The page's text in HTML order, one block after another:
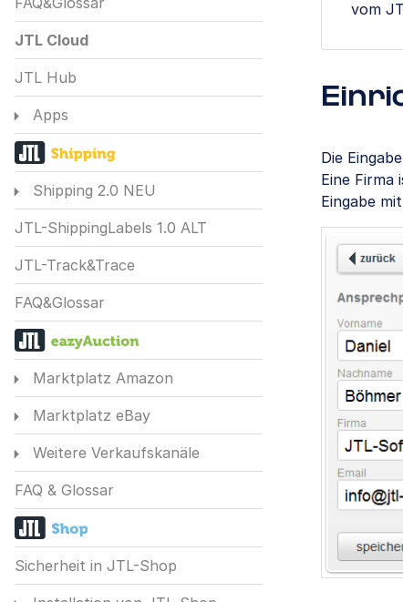
JTL Cloud
JTL Hub
Apps
Shipping 2.0 NEU
JTL-ShippingLabels 1.0 ALT
JTL-Track&Trace
FAQ&Glossar
Marktplatz Amazon
Marktplatz eBay
Weitere Verkaufskanäle
FAQ & Glossar
Sicherheit in JTL-Shop
vom
Die
Eine Firma
Eingabe